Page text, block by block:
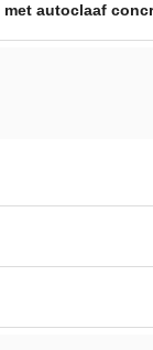
autoclaaf